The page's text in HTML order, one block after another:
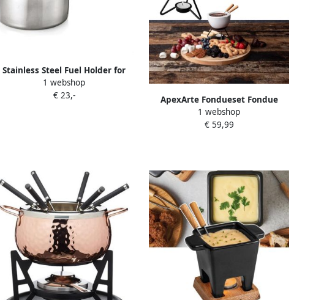
Stainless Steel Fuel Holder for
Fondue Food Warmer or Chafing
Dish Accessories
1 webshop
€ 23,-
ApexArte Fondueset Fondue
Fonduepan
1 webshop
€ 59,99